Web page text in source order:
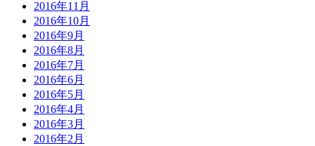
2016年11月
2016年10月
2016年9月
2016年8月
2016年7月
2016年6月
2016年5月
2016年4月
2016年3月
2016年2月